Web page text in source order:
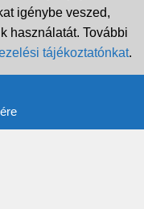
igénybe veszed,
használatát. További
tájékoztatónkat.